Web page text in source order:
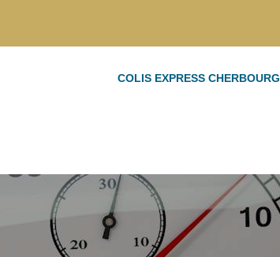
COLIS EXPRESS CHERBOURG